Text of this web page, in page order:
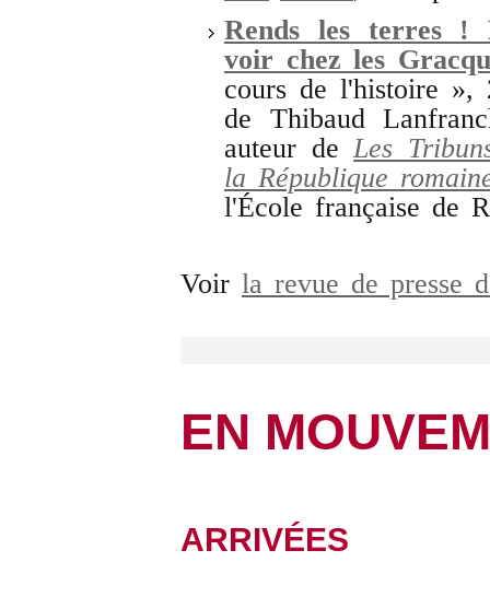
Rends les terres !
voir chez les
cours de l'histoire »,
de Thibaud
auteur de Les
la République
l'École française de
Voir la revue de presse
EN
ARRIVÉES